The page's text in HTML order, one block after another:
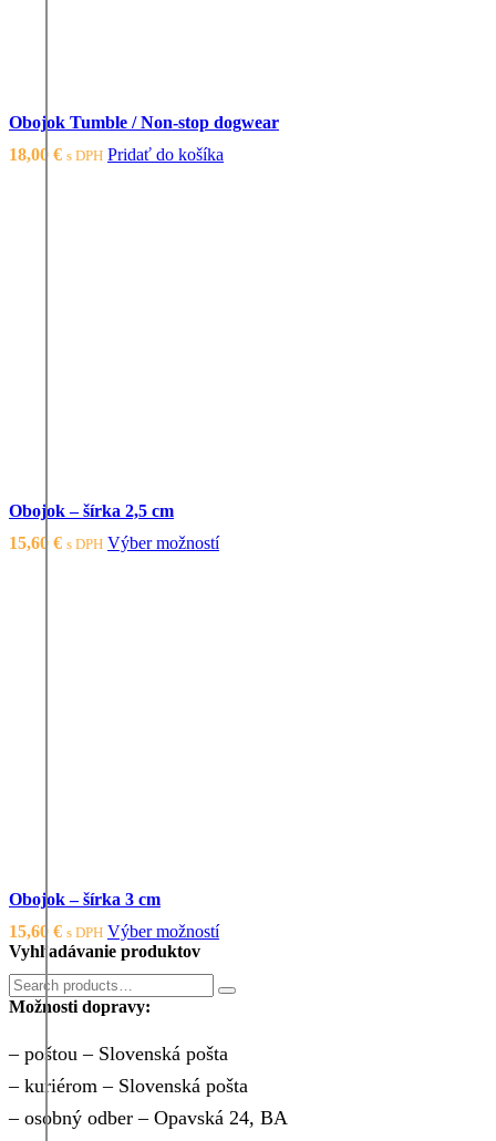
Obojok Tumble / Non-stop dogwear
18,00 € s DPH Pridať do košíka
Obojok – šírka 2,5 cm
15,60 € s DPH Výber možnostíTento
Obojok – šírka 3 cm
15,60 € s DPH Výber možnostíTento
viacero
si
vybrať
na
stránke
Vyhľadávanie produktov
Výsledky
vyhľadávania
Search
Možnosti dopravy:
– poštou – Slovenská pošta
– kuriérom – Slovenská pošta
– osobný odber – Opavská 24, BA